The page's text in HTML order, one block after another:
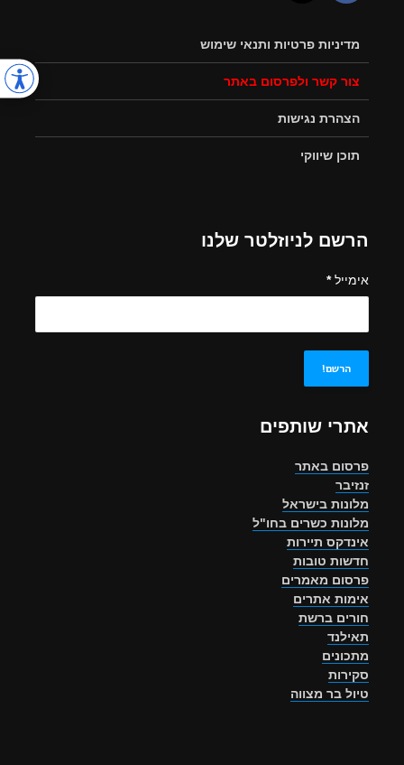
מדיניות פרטיות ותנאי שימוש
צור קשר ולפרסום באתר
הצהרת נגישות
תוכן שיווקי
הרשם לניוזלטר שלנו
אימייל*
אתרי שותפים
פרסום באתר
זנזיבר
מלונות בישראל
מלונות כשרים בחו"ל
אינדקס תיירות
חדשות טובות
פרסום מאמרים
אימות אתרים
חורים ברשת
תאילנד
מתכונים
סקירות
טיול בר מצווה